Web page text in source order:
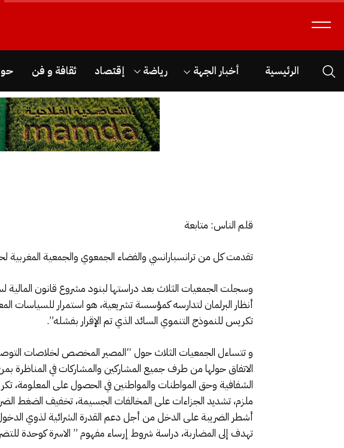
الرئيسية أخبار الجهة رياضة إقتصاد ثقافة و فن
قلم الناس: متابعة
تقدمت كل من ترانسبارانسي والفضاء الجمعوي والجمعية المغربية لحقوق الانسان،
أنظار البرلمان لتدارسه كمؤسسة تشريعية، هو استمرار للسياسات
تكريس للنموذج التنموي السائد الذي تم الإقرار بفشله”.
و تتساءل الجمعيات الثلاث حول “المصير المخصص لخلاصات
الاتفاق حولها من طرف جميع المشاركين والمشاركات في المناظرة
الشفافية وحق المواطنات والمواطنين في الحصول على المعلومة،
ملزم، تشديد الجزاءات على المخالفات الجسيمة، تخفيف الضغط
أشطر الضريبة على الدخل من أجل دعم القدرة الشرائية لذوي
تهدف إلى المضاربة، دراسة شروط إرساء مفهوم ” الاسرة كوحدة